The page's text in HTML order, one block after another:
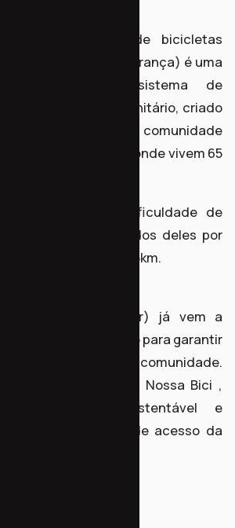
Bici - Sistema de bicicletas
Chacrinha (Vila Esperança) é uma
piloto de um sistema de
de bicicletas comunitário, criado
Popular na comunidade
no Alto Boqueirão, onde vivem 65
vive uma grande dificuldade de
e serviços, separados deles por
batido de mais 1,5km.
Democracia Popular) já vem a
junto ao poder público para garantir
e outros direitos da comunidade.
ciclomobilidade e no Nossa Bici ,
rápida, sustentável e
iniciar as melhorias de acesso da